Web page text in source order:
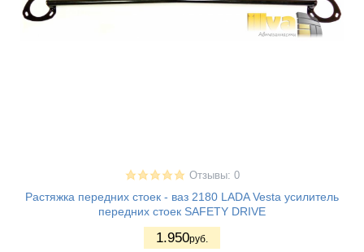
Отзывы: 0
Растяжка передних стоек - ваз 2180 LADA Vesta усилитель
передних стоек SAFETY DRIVE
1.950руб.